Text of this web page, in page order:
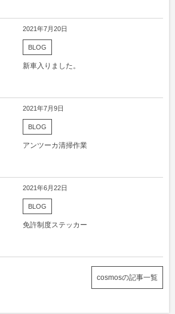
2021年7月20日
BLOG
新車入りました。
2021年7月9日
BLOG
アンツーカ清掃作業
2021年6月22日
BLOG
免許制度ステッカー
cosmosの記事一覧